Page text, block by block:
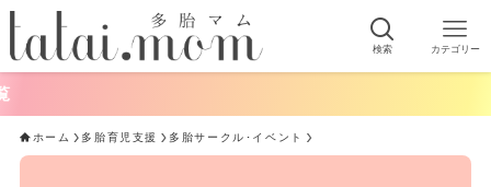
検索 カテゴリー
ホーム 多胎育児支援 多胎サークル･イベント